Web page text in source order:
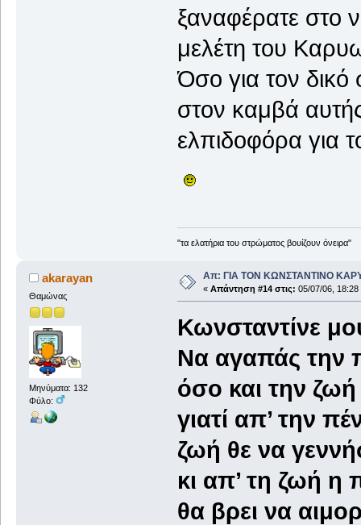
ξαναφέρατε στο
μελέτη του
Όσο για τον δικό
στον καμβά αυτής
ελπιδοφόρα για
"τα ελατήρια του στρώματος βουίζουν όνειρα"
akarayan
Θαμώνας
Μηνύματα: 132
Φύλο:
Απ: ΓΙΑ ΤΟΝ ΚΩΝΣΤΑΝΤΙΝΟ
« Απάντηση #14 στις: 05/07/06, 18:28
Κωνσταντίνε
Να αγαπάς την
όσο και την
γιατί απ’ την
ζωή θε να
κι απ’ τη ζωή η
θα βρει να